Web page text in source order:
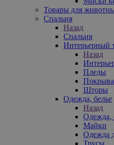
Товары для
Спальня
Назад
Спальня
Интерьерный
Назад
Пледы
Шторы
Одежда, белье
Назад
Одежда,
Майки
Одежда
Трусы